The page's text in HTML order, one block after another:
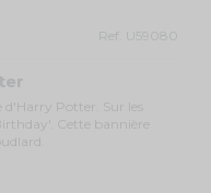
Ref. U59080
Potter. Sur les
Cette bannière